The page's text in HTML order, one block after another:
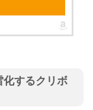
化するクリボ